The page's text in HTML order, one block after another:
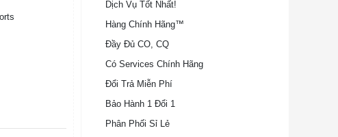
Dịch Vụ Tốt Nhất!
Hàng Chính Hãng™
Đầy Đủ CO, CQ
Có Services Chính Hãng
Đổi Trả Miễn Phí
Bảo Hành 1 Đổi 1
Phân Phối Sỉ Lẻ